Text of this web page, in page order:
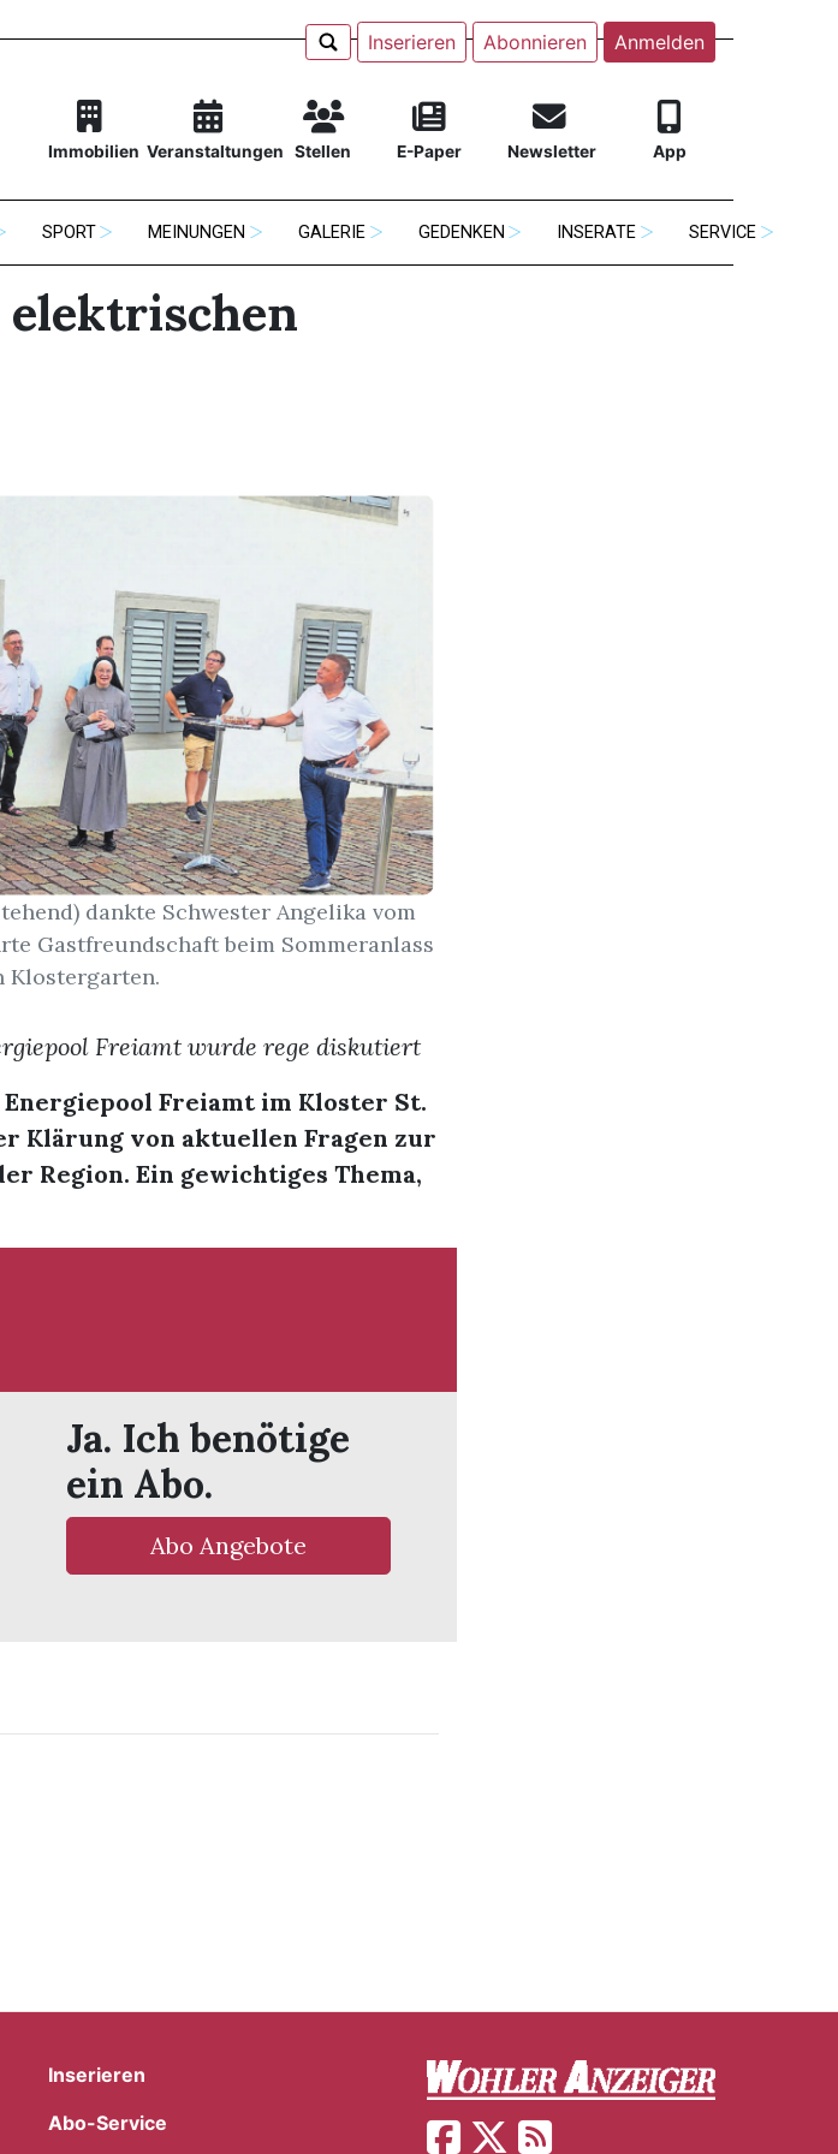
Inserieren Abonnieren Anmelden
Immobilien Veranstaltungen Stellen E-Paper Newsletter App
SPORT MEINUNGEN GALERIE GEDENKEN INSERATE SERVICE
elektrischen
dankte Schwester Angelika vom
Gastfreundschaft beim Sommeranlass
Klostergarten.
Freiamt wurde rege diskutiert
Freiamt im Kloster St.
Klärung von aktuellen Fragen zur
Region. Ein gewichtiges Thema,
Ja. Ich benötige
ein Abo.
Abo Angebote
Inserieren
Abo-Service